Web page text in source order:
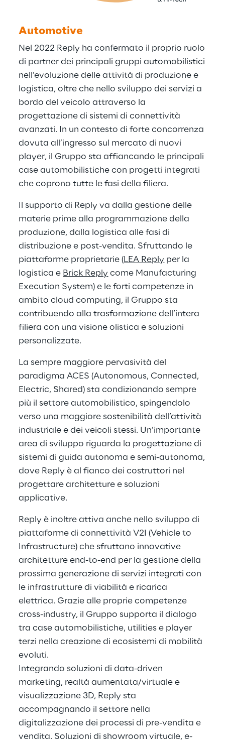
Automotive
Nel 2022 Reply ha confermato il proprio ruolo
di partner dei principali gruppi automobilistici
nell’evoluzione delle attività di produzione e
logistica, oltre che nello sviluppo dei servizi a
bordo del veicolo attraverso la
progettazione di sistemi di connettività
avanzati. In un contesto di forte concorrenza
dovuta all’ingresso sul mercato di nuovi
player, il Gruppo sta affiancando le principali
case automobilistiche con progetti integrati
che coprono tutte le fasi della filiera.
Il supporto di Reply va dalla gestione delle
materie prime alla programmazione della
produzione, dalla logistica alle fasi di
distribuzione e post-vendita. Sfruttando le
piattaforme proprietarie (LEA Reply per la
logistica e Brick Reply come Manufacturing
Execution System) e le forti competenze in
ambito cloud computing, il Gruppo sta
contribuendo alla trasformazione dell’intera
filiera con una visione olistica e soluzioni
personalizzate.
La sempre maggiore pervasività del
paradigma ACES (Autonomous, Connected,
Electric, Shared) sta condizionando sempre
più il settore automobilistico, spingendolo
verso una maggiore sostenibilità dell’attività
industriale e dei veicoli stessi. Un’importante
area di sviluppo riguarda la progettazione di
sistemi di guida autonoma e semi-autonoma,
dove Reply è al fianco dei costruttori nel
progettare architetture e soluzioni
applicative.
Reply è inoltre attiva anche nello sviluppo di
piattaforme di connettività V2I (Vehicle to
Infrastructure) che sfruttano innovative
architetture end-to-end per la gestione della
prossima generazione di servizi integrati con
le infrastrutture di viabilità e ricarica
elettrica. Grazie alle proprie competenze
cross-industry, il Gruppo supporta il dialogo
tra case automobilistiche, utilities e player
terzi nella creazione di ecosistemi di mobilità
evoluti.
Integrando soluzioni di data-driven
marketing, realtà aumentata/virtuale e
visualizzazione 3D, Reply sta
accompagnando il settore nella
digitalizzazione dei processi di pre-vendita e
vendita. Soluzioni di showroom virtuale, e-